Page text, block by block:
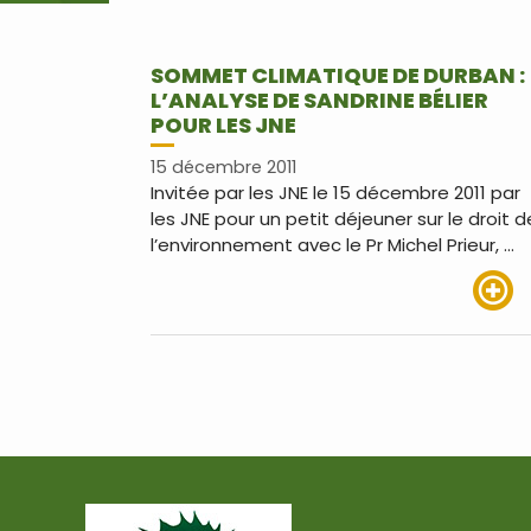
SOMMET CLIMATIQUE DE DURBAN :
L’ANALYSE DE SANDRINE BÉLIER
POUR LES JNE
15 décembre 2011
Invitée par les JNE le 15 décembre 2011 par
les JNE pour un petit déjeuner sur le droit
l’environnement avec le Pr Michel Prieur, …